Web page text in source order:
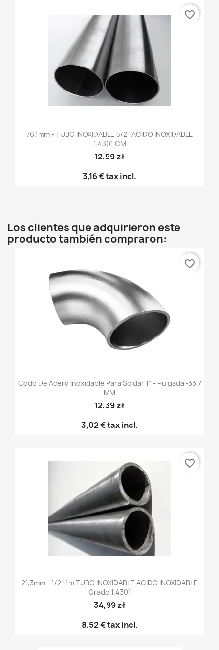
76.1mm - TUBO INOXIDABLE 5/2" ACIDO INOXIDABLE
1.4301 CM
12,99 zł
3,16 €tax incl.
favorite_border
Los clientes que adquirieron este
producto también compraron:
Codo De Acero Inoxidable Para Soldar 1" - Pulgada -33.7
MM
12,39 zł
3,02 €tax incl.
favorite_border
21,3mm - 1/2" 1m TUBO INOXIDABLE ACIDO INOXIDABLE
Grado 1.4301
34,99 zł
8,52 €tax incl.
favorite_border